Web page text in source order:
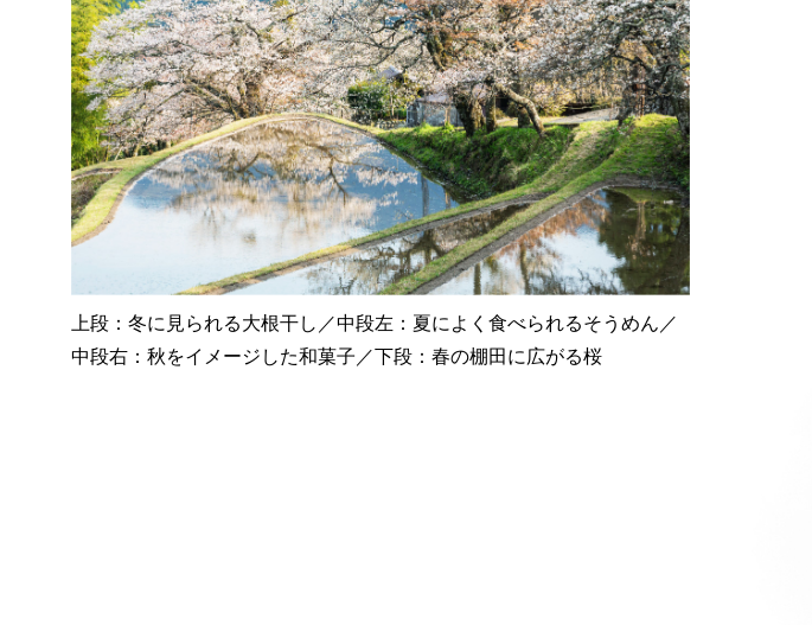
上段：冬に見られる大根干し／中段左：夏によく食べられるそうめん／
中段右：秋をイメージした和菓子／下段：春の棚田に広がる桜